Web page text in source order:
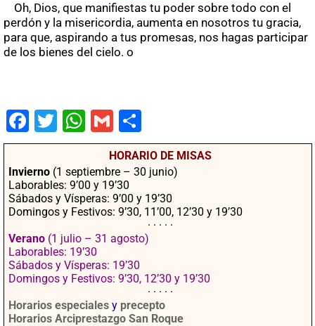
Oh, Dios, que manifiestas tu poder sobre todo con el
perdón y la misericordia, aumenta en nosotros tu gracia,
para que, aspirando a tus promesas, nos hagas participar
de los bienes del cielo. o
Fac
ebo
Twit
ter
Wha
tsA
pp
Gm
ail
mpa
rtir
HORARIO DE MISAS
Invierno (1 septiembre – 30 junio)
Laborables: 9’00 y 19’30
Sábados y Vísperas: 9’00 y 19’30
Domingos y Festivos: 9’30, 11’00, 12’30 y 19’30
· · · · ·
Verano (1 julio – 31 agosto)
Laborables: 19’30
Sábados y Vísperas: 19’30
Domingos y Festivos: 9’30, 12’30 y 19’30
· · · · ·
Horarios especiales y precepto
Horarios Arciprestazgo San Roque